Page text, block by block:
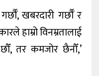
खबरदारी गर्छौँ र
हाम्रो विनम्रतालाई
तर कमजोर छैनौँ,’